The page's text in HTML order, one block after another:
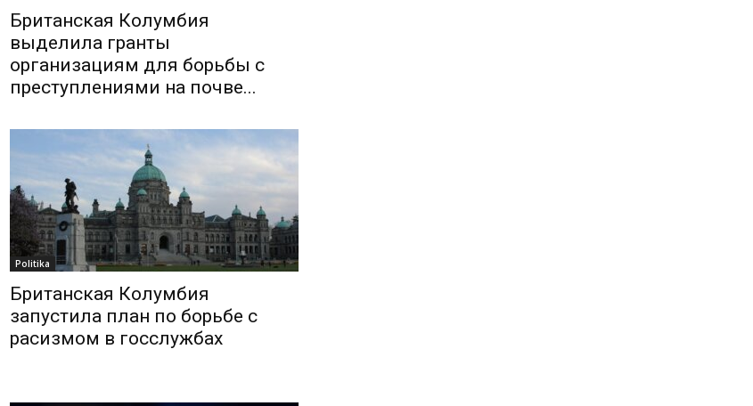
Британская Колумбия
выделила гранты
организациям для борьбы с
преступлениями на почве...
Politika
Британская Колумбия
запустила план по борьбе с
расизмом в госслужбах